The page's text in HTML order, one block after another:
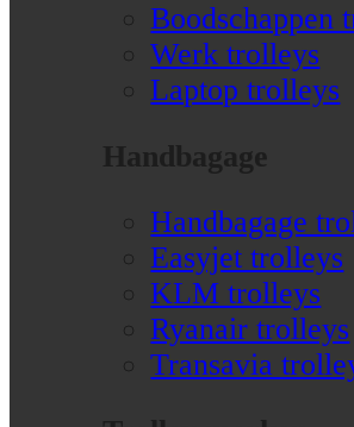
Boodschappen
Werk trolleys
Laptop trolleys
Handbagage
Handbagage
Easyjet trolleys
KLM trolleys
Ryanair trolleys
Transavia